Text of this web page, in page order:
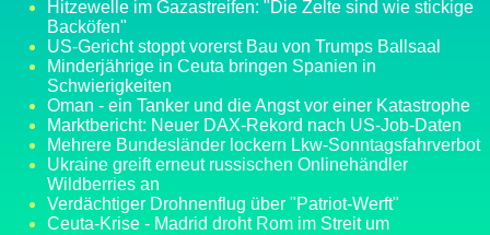
Hitzewelle im Gazastreifen: "Die Zelte sind wie stickige
Backöfen"
US-Gericht stoppt vorerst Bau von Trumps Ballsaal
Minderjährige in Ceuta bringen Spanien in
Schwierigkeiten
Oman - ein Tanker und die Angst vor einer Katastrophe
Marktbericht: Neuer DAX-Rekord nach US-Job-Daten
Mehrere Bundesländer lockern Lkw-Sonntagsfahrverbot
Ukraine greift erneut russischen Onlinehändler
Wildberries an
Verdächtiger Drohnenflug über "Patriot-Werft"
Ceuta-Krise - Madrid droht Rom im Streit um